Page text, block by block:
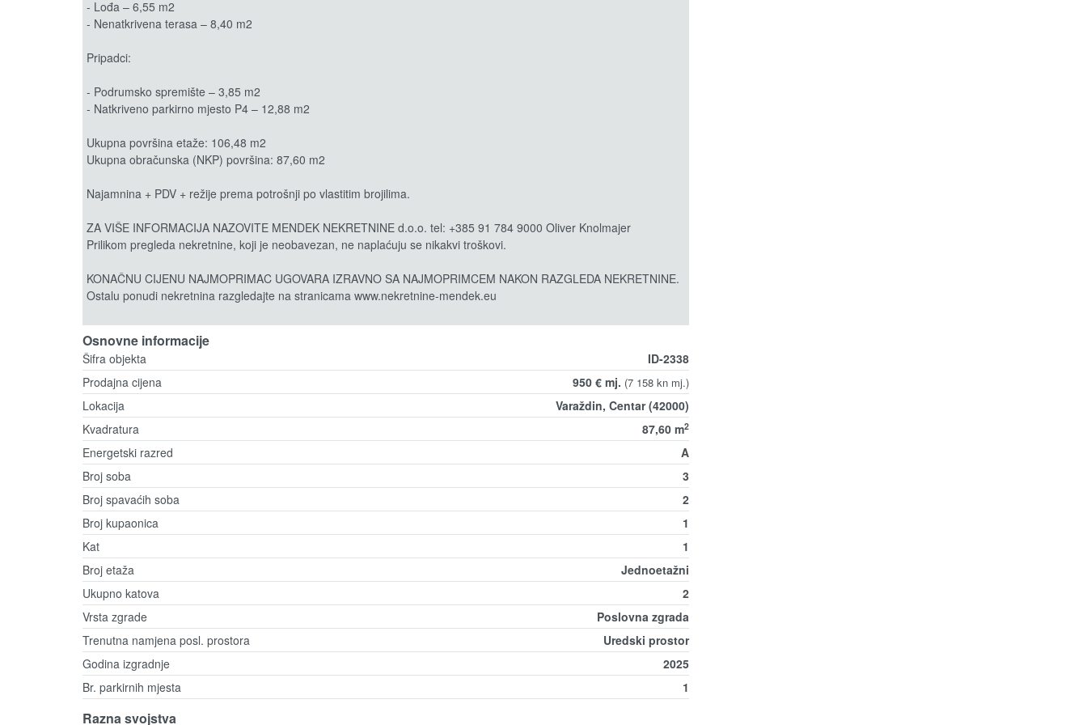
- Lođa – 6,55 m2
- Nenatkrivena terasa – 8,40 m2
Pripadci:
- Podrumsko spremište – 3,85 m2
- Natkriveno parkirno mjesto P4 – 12,88 m2
Ukupna površina etaže: 106,48 m2
Ukupna obračunska (NKP) površina: 87,60 m2
Najamnina + PDV + režije prema potrošnji po vlastitim brojilima.
ZA VIŠE INFORMACIJA NAZOVITE MENDEK NEKRETNINE d.o.o. tel: +385 91 784 9000 Oliver Knolmajer
Prilikom pregleda nekretnine, koji je neobavezan, ne naplaćuju se nikakvi troškovi.
KONAČNU CIJENU NAJMOPRIMAC UGOVARA IZRAVNO SA NAJMOPRIMCEM NAKON RAZGLEDA NEKRETNINE.
Ostalu ponudi nekretnina razgledajte na stranicama www.nekretnine-mendek.eu
Osnovne informacije
Šifra objekta
ID-2338
Prodajna cijena
950 € mj. (7 158 kn mj.)
Lokacija
Varaždin, Centar (42000)
Kvadratura
87,60 m2
Energetski razred
A
Broj soba
3
Broj spavaćih soba
2
Broj kupaonica
1
Kat
1
Broj etaža
Jednoetažni
Ukupno katova
2
Vrsta zgrade
Poslovna zgrada
Trenutna namjena posl. prostora
Uredski prostor
Godina izgradnje
2025
Br. parkirnih mjesta
1
Razna svojstva